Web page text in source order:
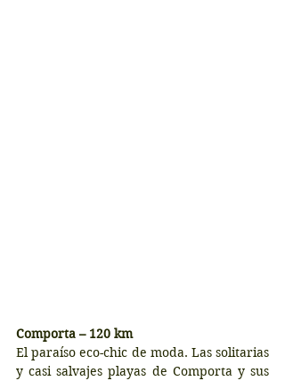
Comporta – 120 km
El paraíso eco-chic de moda. Las solitarias
y casi salvajes playas de Comporta y sus